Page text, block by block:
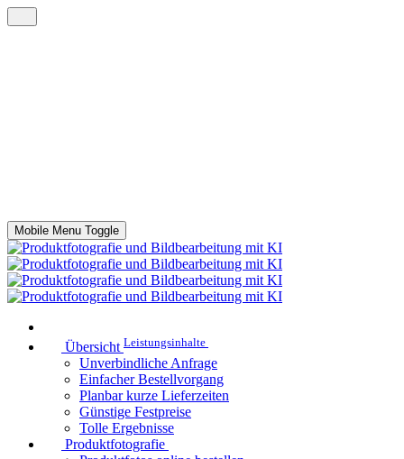
Mobile Menu Toggle
Übersicht Leistungsinhalte
Unverbindliche Anfrage
Einfacher Bestellvorgang
Planbar kurze Lieferzeiten
Günstige Festpreise
Tolle Ergebnisse
Produktfotografie